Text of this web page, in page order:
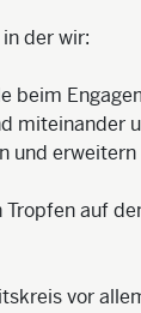
der wir:
beim
miteinander
und erweitern
auf
vor